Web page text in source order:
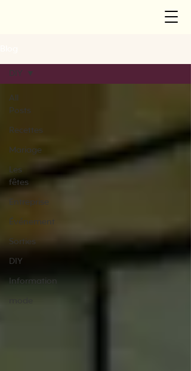
All
Posts
Recettes
Mariage
Les
fêtes
Entreprise
Événement
Sorties
DIY
Information
DIY